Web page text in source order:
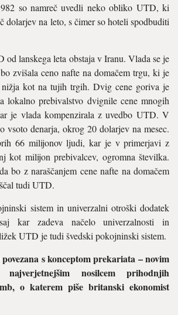
so namreč uvedli neko obliko UTD, ki
dolarjev na leto, s čimer so hoteli spodbuditi
od lanskega leta obstaja v Iranu. Vlada se je
zvišala ceno nafte na domačem trgu, ki je
kot na tujih trgih. Dvig cene goriva je
lokalno prebivalstvo dvignile cene mnogih
je vlada kompenzirala z uvedbo UTD. V
vsoto denarja, okrog 20 dolarjev na mesec.
66 milijonov ljudi, kar je v primerjavi z
kot milijon prebivalcev, ogromna številka.
bo z naraščanjem cene nafte na domačem
tudi UTD.
sistem in univerzalni otroški dodatek
kar zadeva načelo univerzalnosti in
UTD je tudi švedski pokojninski sistem.
s konceptom prekariata – novim
nosilcem prihodnjih
o katerem piše britanski ekonomist